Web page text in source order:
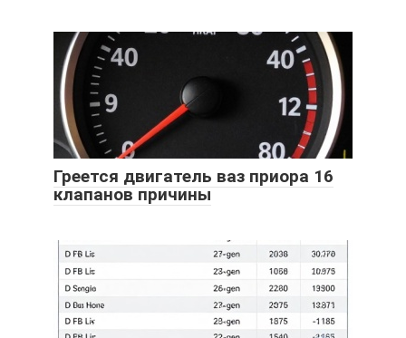
Греется двигатель ваз приора 16
клапанов причины